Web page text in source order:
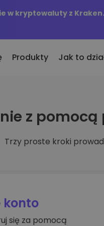
w kryptowaluty z Kraken.
dodane
dodane do Kriptomat
za równowartość
Produkty
Zdobywaj
Skarbiec
Regularnie
Jak to
z
Trzy proste kroki
konto
się za pomocą